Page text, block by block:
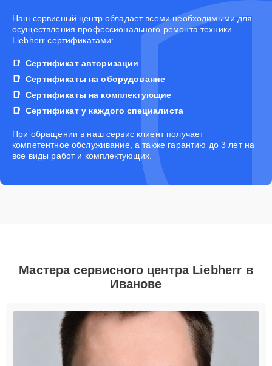
Наш сервисный центр обладает всеми необходимыми для
осуществления профессионального ремонта техники
Liebherr сертификатами:
Сертификат авторизации
Сертификаты на оборудование
Сертификаты на комплектующие
Сертификат у каждого специалиста
При обращении в наш сервис клиент получает
компетентное обслуживание, а также гарантию до 3 лет на
все виды работ и комплектующих.
Мастера сервисного центра Liebherr в
Иванове